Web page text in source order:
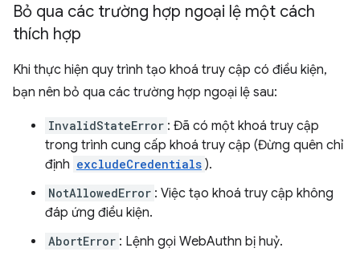
Bỏ qua các trường hợp ngoại lệ một cách
thích hợp
Khi thực hiện quy trình tạo khoá truy cập có điều kiện,
bạn nên bỏ qua các trường hợp ngoại lệ sau:
InvalidStateError : Đã có một khoá truy cập
trong trình cung cấp khoá truy cập (Đừng quên chỉ
định excludeCredentials ).
NotAllowedError : Việc tạo khoá truy cập không
đáp ứng điều kiện.
AbortError : Lệnh gọi WebAuthn bị huỷ.